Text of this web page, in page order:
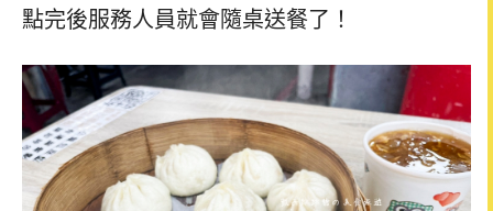
點完後服務人員就會隨桌送餐了！